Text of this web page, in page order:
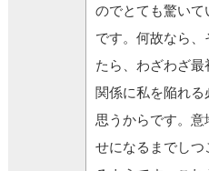
のでとても驚い
です。何故なら
たら、わざわざ
関係に私を陥れる
思うからです。
せになるまでし